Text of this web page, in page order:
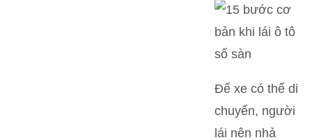
Để xe có thể di
chuyển, người
lái nên nhả